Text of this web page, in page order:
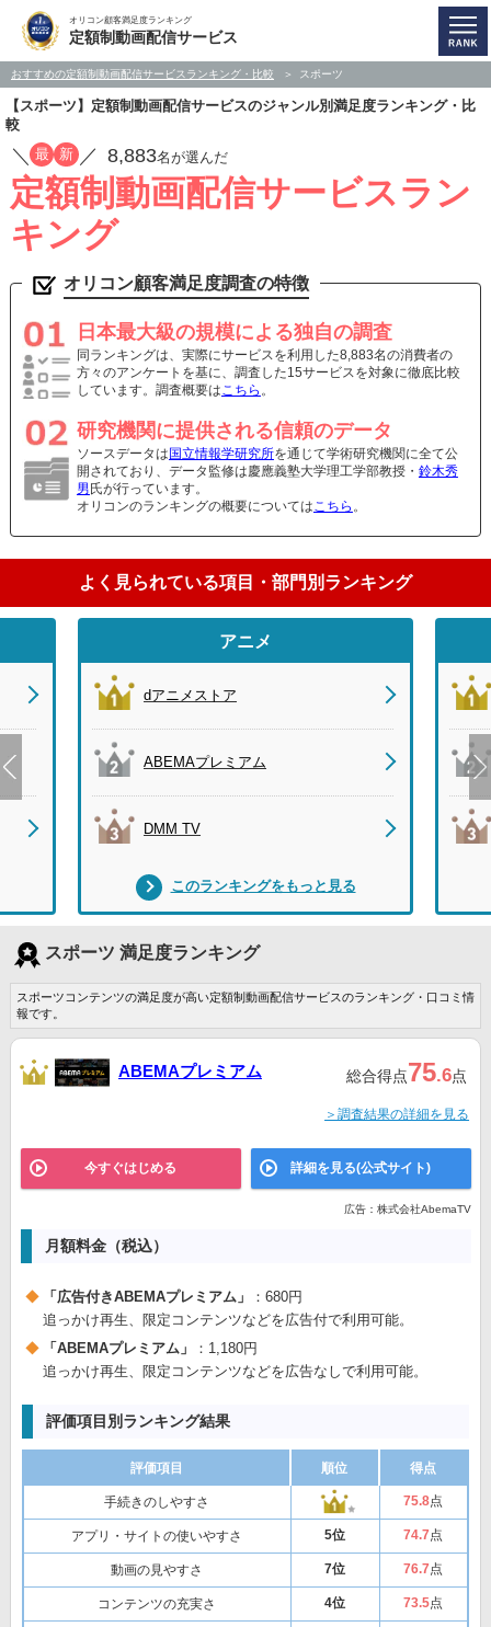
オリコン顧客満足度ランキング
定額制動画配信サービス
おすすめの定額制動画配信サービスランキング・比較 スポーツ
【スポーツ】定額制動画配信サービスのジャンル別満足度ランキング・比
較
／ 最 新 ／ 8,883名が選んだ
定額制動画配信サービスラン
キング
オリコン顧客満足度調査の特徴
日本最大級の規模による独自の調査
同ランキングは、実際にサービスを利用した8,883名の消費者の
方々のアンケートを基に、調査した15サービスを対象に徹底比較
しています。調査概要はこちら 。
研究機関に提供される信頼のデータ
ソースデータは 国立情報学研究所を通じて学術研究機関に全て公
開されており、データ監修は慶應義塾大学理工学部教授・ 鈴木秀
男 氏が行っています。
オリコンのランキングの概要についてはこちら 。
よく見られている項目・部門別ランキング
アニメ
dアニメストア
ABEMAプレミアム
DMM TV
このランキングをもっと見る
スポーツ 満足度ランキング
スポーツコンテンツの満足度が高い定額制動画配信サービスのランキング・口コミ情
報です。
ABEMAプレミアム 総合得点75.6点
＞調査結果の詳細を見る
今すぐはじめる 詳細を見る(公式サイト)
広告：株式会社AbemaTV
月額料金（税込）
「広告付きABEMAプレミアム」
：680円
追っかけ再生、限定コンテンツなどを広告付で利用可能。
「ABEMAプレミアム」
：1,180円
追っかけ再生、限定コンテンツなどを広告なしで利用可能。
評価項目別ランキング結果
評価項目 順位 得点
手続きのしやすさ 75.8点
アプリ・サイトの使いやすさ 5位 74.7点
動画の見やすさ 7位 76.7点
コンテンツの充実さ 4位 73.5点